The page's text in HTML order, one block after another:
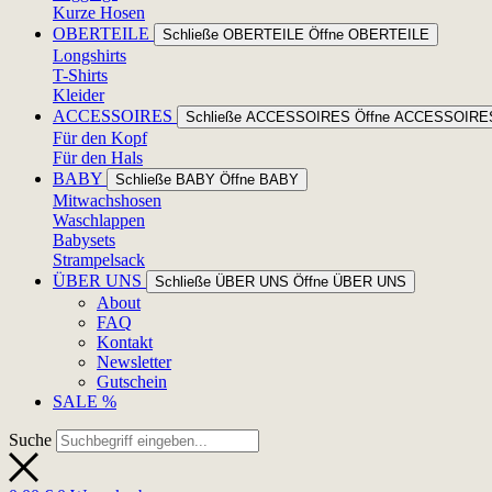
Kurze Hosen
OBERTEILE
Schließe OBERTEILE Öffne OBERTEILE
Longshirts
T-Shirts
Kleider
ACCESSOIRES
Schließe ACCESSOIRES Öffne
Für den Kopf
Für den Hals
BABY
Schließe BABY Öffne BABY
Mitwachshosen
Waschlappen
Babysets
Strampelsack
ÜBER UNS
Schließe ÜBER UNS Öffne ÜBER UNS
About
FAQ
Kontakt
Newsletter
Gutschein
SALE %
Suche